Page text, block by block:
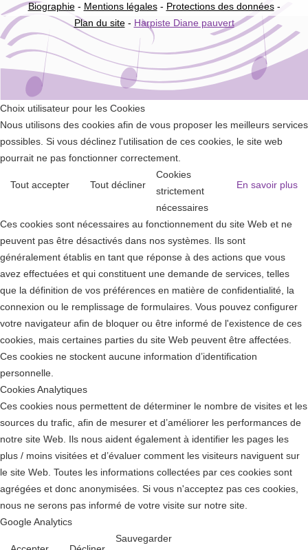
Biographie- Mentions légales- Protections des données-
Plan du site- Harpiste Diane pauvert
Choix utilisateur pour les Cookies
Nous utilisons des cookies afin de vous proposer les meilleurs services
possibles. Si vous déclinez l'utilisation de ces cookies, le site web
pourrait ne pas fonctionner correctement.
Tout accepter Tout décliner En savoir plus
Cookies
strictement
nécessaires
Ces cookies sont nécessaires au fonctionnement du site Web et ne
peuvent pas être désactivés dans nos systèmes. Ils sont
généralement établis en tant que réponse à des actions que vous
avez effectuées et qui constituent une demande de services, telles
que la définition de vos préférences en matière de confidentialité, la
connexion ou le remplissage de formulaires. Vous pouvez configurer
votre navigateur afin de bloquer ou être informé de l'existence de ces
cookies, mais certaines parties du site Web peuvent être affectées.
Ces cookies ne stockent aucune information d’identification
personnelle.
Cookies Analytiques
Ces cookies nous permettent de déterminer le nombre de visites et les
sources du trafic, afin de mesurer et d’améliorer les performances de
notre site Web. Ils nous aident également à identifier les pages les
plus / moins visitées et d’évaluer comment les visiteurs naviguent sur
le site Web. Toutes les informations collectées par ces cookies sont
agrégées et donc anonymisées. Si vous n'acceptez pas ces cookies,
nous ne serons pas informé de votre visite sur notre site.
Google Analytics
Sauvegarder